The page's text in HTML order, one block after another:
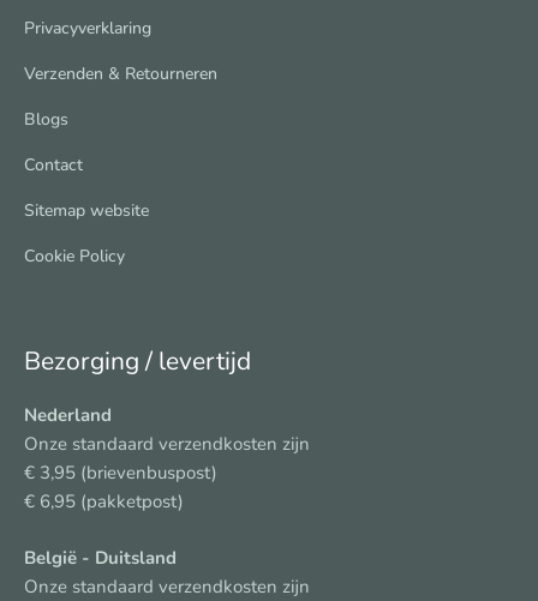
Privacyverklaring
Verzenden & Retourneren
Blogs
Contact
Sitemap website
Cookie Policy
Bezorging / levertijd
Nederland
Onze standaard verzendkosten zijn
€ 3,95 (brievenbuspost)
€ 6,95 (pakketpost)
België - Duitsland
Onze standaard verzendkosten zijn